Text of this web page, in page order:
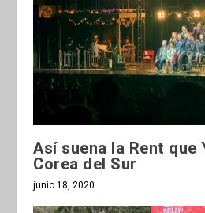
Así suena la Rent que
Corea del Sur
junio 18, 2020